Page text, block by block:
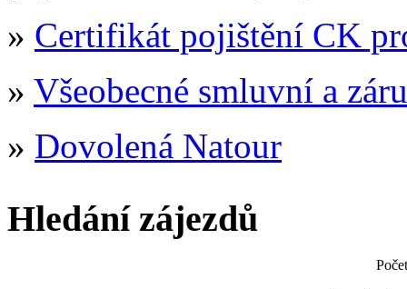
» Certifikát pojištění CK
» Všeobecné smluvní a
» Dovolená Natour
Hledání zájezdů